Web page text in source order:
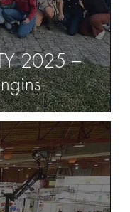
2025 –